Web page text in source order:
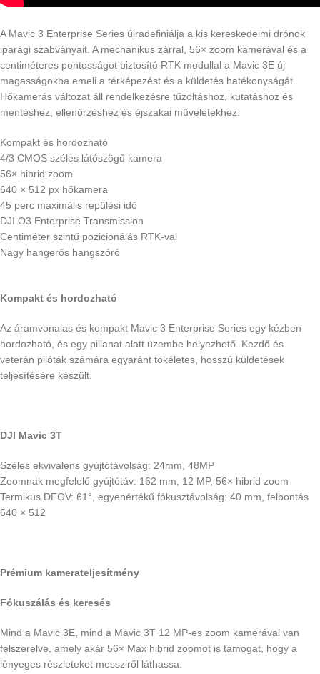
A Mavic 3 Enterprise Series újradefiniálja a kis kereskedelmi drónok
iparági szabványait. A mechanikus zárral, 56× zoom kamerával és a
centiméteres pontosságot biztosító RTK modullal a Mavic 3E új
magasságokba emeli a térképezést és a küldetés hatékonyságát.
Hőkamerás változat áll rendelkezésre tűzoltáshoz, kutatáshoz és
mentéshez, ellenőrzéshez és éjszakai műveletekhez.
Kompakt és hordozható
4/3 CMOS széles látószögű kamera
56× hibrid zoom
640 × 512 px hőkamera
45 perc maximális repülési idő
DJI O3 Enterprise Transmission
Centiméter szintű pozicionálás RTK-val
Nagy hangerős hangszóró
Kompakt és hordozható
Az áramvonalas és kompakt Mavic 3 Enterprise Series egy kézben
hordozható, és egy pillanat alatt üzembe helyezhető. Kezdő és
veterán pilóták számára egyaránt tökéletes, hosszú küldetések
teljesítésére készült.
DJI Mavic 3T
Széles ekvivalens gyújtótávolság: 24mm, 48MP
Zoomnak megfelelő gyújtótáv: 162 mm, 12 MP, 56× hibrid zoom
Termikus DFOV: 61°, egyenértékű fókusztávolság: 40 mm, felbontás
640 × 512
Prémium kamerateljesítmény
Fókuszálás és keresés
Mind a Mavic 3E, mind a Mavic 3T 12 MP-es zoom kamerával van
felszerelve, amely akár 56× Max hibrid zoomot is támogat, hogy a
lényeges részleteket messziről láthassa.